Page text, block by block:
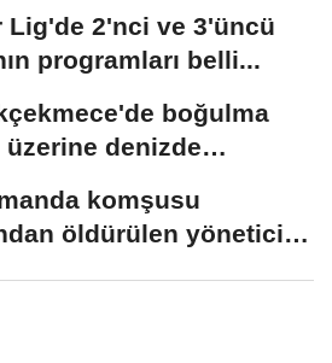
Lig'de 2'nci ve 3'üncü
programları belli...
boğulma
üzerine denizde
komşusu
öldürülen yönetici